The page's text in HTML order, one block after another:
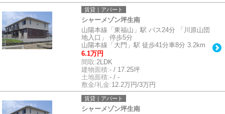
賃貸｜アパート
シャーメゾン坪生南
山陽本線「東福山」駅 バス24分 「川原山団
地入口」 停歩5分
山陽本線「大門」駅 徒歩41分車8分 3.2km
6.1万円
間取:2LDK
建物面積:- / 17.25坪
土地面積:- / -
敷金/礼金:12.2万円/3万円
賃貸｜アパート
シャーメゾン坪生南